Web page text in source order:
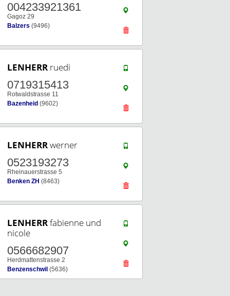
004233921361
Gagoz 29
Balzers (9496)
LENHERR ruedi
0719315413
Rotwaldstrasse 11
Bazenheid (9602)
LENHERRwerner
0523193273
Rheinauerstrasse 5
Benken ZH (8463)
LENHERRfabienne und
nicole
0566682907
Herdmattenstrasse 2
Benzenschwil (5636)